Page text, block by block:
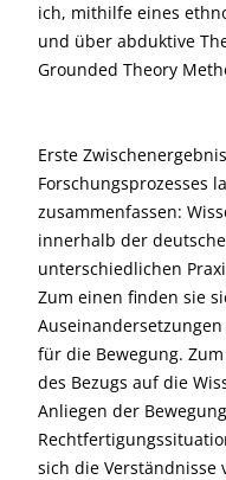
ich, mithilfe eines
und über abduktive
Grounded Theory
Erste
Forschungsprozesses
zusammenfassen:
innerhalb der
unterschiedlichen
Zum einen finden sie
für die Bewegung.
des Bezugs auf die
Anliegen der
sich die Verständnisse